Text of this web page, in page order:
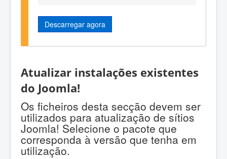
Descarregar agora
Atualizar instalações existentes
do Joomla!
Os ficheiros desta secção devem ser
utilizados para atualização de sítios
Joomla! Selecione o pacote que
corresponda à versão que tenha em
utilização.